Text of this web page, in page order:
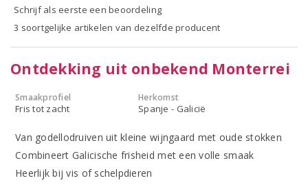
Schrijf als eerste een beoordeling
3 soortgelijke artikelen van dezelfde producent
Ontdekking uit onbekend Monterrei
Smaakprofiel
Fris tot zacht
Herkomst
Spanje - Galicië
Van godellodruiven uit kleine wijngaard met oude stokken
Combineert Galicische frisheid met een volle smaak
Heerlijk bij vis of schelpdieren